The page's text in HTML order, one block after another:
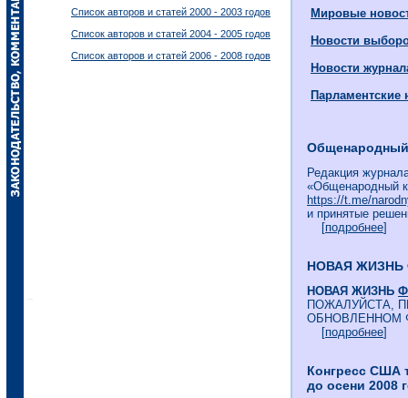
Список авторов и статей 2000 - 2003 годов
Список авторов и статей 2004 - 2005 годов
Список авторов и статей 2006 - 2008 годов
Мировые
Новости
Новости
Парламентские
Редакция
«Общенародный
https://t.me/
и принятые
[подробнее]
НОВАЯ
НОВАЯ ЖИЗНЬ
ПОЖАЛУЙСТА,
ОБНОВЛЕННОМ
[подробнее]
Конгресс США
до осени 2008